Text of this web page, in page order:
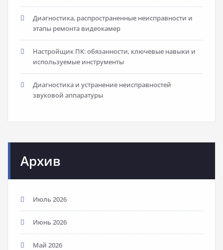
Диагностика, распространенные неисправности и
этапы ремонта видеокамер
Настройщик ПК: обязанности, ключевые навыки и
используемые инструменты
Диагностика и устранение неисправностей
звуковой аппаратуры
Архив
Июль 2026
Июнь 2026
Май 2026